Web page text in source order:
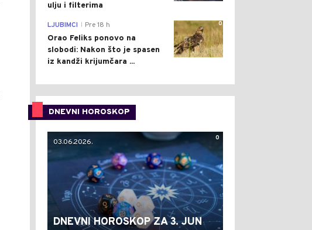
ulju i filterima
0
LJUBIMCI Pre 18 h
Orao Feliks ponovo na
slobodi: Nakon što je spasen
iz kandži krijumčara ...
DNEVNI HOROSKOP
0
03.06.2026.
DNEVNI HOROSKOP ZA 3. JUN